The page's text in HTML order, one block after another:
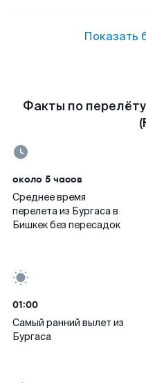
Показать
Факты по
около 5 часов
Среднее время
перелета из Бургаса в
Бишкек без пересадок
01:00
Самый ранний вылет из
Бургаса